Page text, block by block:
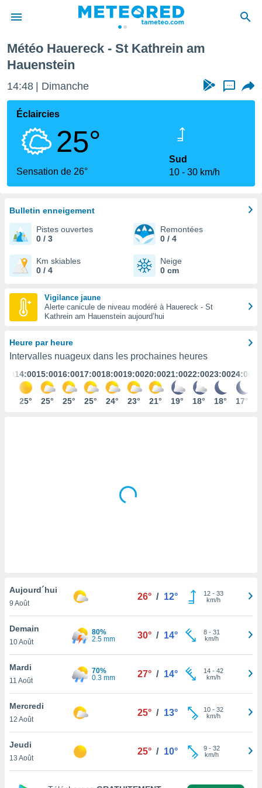
de
a
par
les
des
de
qu'ils
ou
de
le
ainsi
un
la
CONTINUER
PARAMÈTRES
Météo Hauereck - St Kathrein am
Hauenstein
14:48 Dimanche ...
Éclaircies
25°
Sensation de 26°
Sud
10
30 km/h
Bulletin enneigement
Pistes ouvertes
0 / 3
Remontées
0 / 4
Km skiables
0 / 4
Neige
0 cm
Vigilance jaune
Alerte canicule de niveau modéré à Hauereck - St
Kathrein am Hauenstein aujourd’hui
Heure par heure
Intervalles nuageux dans les prochaines heures
14:00
25°
15:00
25°
16:00
25°
17:00
25°
18:00
24°
19:00
23°
20:00
21°
21:00
19°
22:00
18°
23:00
18°
24:00
17°
Aujourd´hui
9 Août
26° / 12° 12- 33
km/h
Demain
10 Août
80%
2.5 mm
30° / 14° 8- 31
km/h
Mardi
11 Août
70%
0.3 mm
27° / 14° 14- 42
km/h
Mercredi
12 Août
25° / 13° 10- 32
km/h
Jeudi
13 Août
25° / 10° 9- 32
km/h